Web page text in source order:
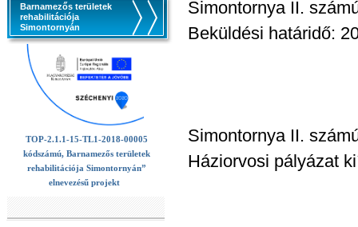
Barnamezős területek
rehabilitációja
Simontornyán
TOP-2.1.1-15-TL1-2018-00005
kódszámú, Barnamezős területek
rehabilitációja Simontornyán”
elnevezésű projekt
Simontornya II.
Beküldési határidő:
Simontornya II.
Háziorvosi pályázat